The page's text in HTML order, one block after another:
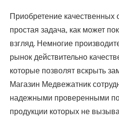
Приобретение качественных
простая задача, как может
взгляд. Немногие
рынок действительно
которые позволят вскрыть
Магазин Медвежатник
надежными проверенными
продукции которых не